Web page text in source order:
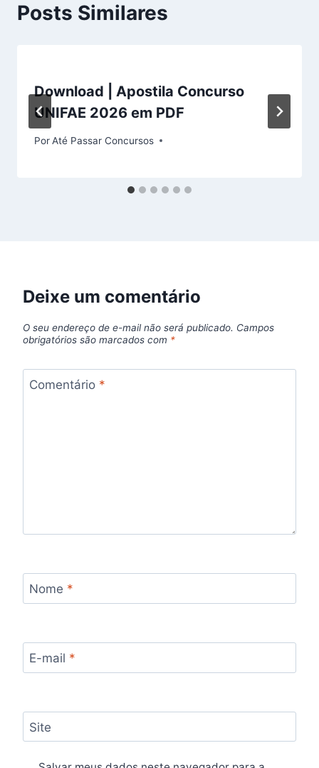
Posts Similares
Download | Apostila Concurso
UNIFAE 2026 em PDF
PorAté Passar Concursos
Deixe um comentário
O seu endereço de e-mail não será publicado. Campos
obrigatórios são marcados com *
Comentário *
Nome *
E-mail *
Site